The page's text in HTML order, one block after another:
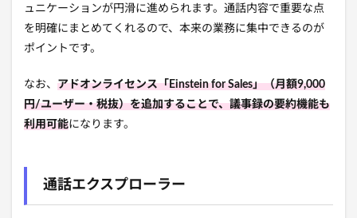
ュニケーションが円滑に進められます。通話内容で重要な点
を明確にまとめてくれるので、本来の業務に集中できるのが
ポイントです。
なお、 アドオンライセンス「Einstein for Sales」（月額9,000
円/ユーザー・税抜）を追加することで、議事録の要約機能も
利用可能になります。
通話エクスプローラー